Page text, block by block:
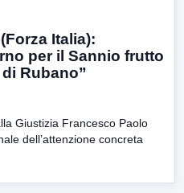
Italia):
per il Sannio frutto
Rubano”
Giustizia Francesco Paolo
dell’attenzione concreta